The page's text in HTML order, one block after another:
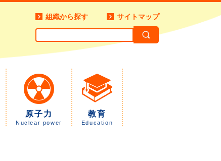
組織から探す サイトマップ
原子力
Nuclear power
教育
Education